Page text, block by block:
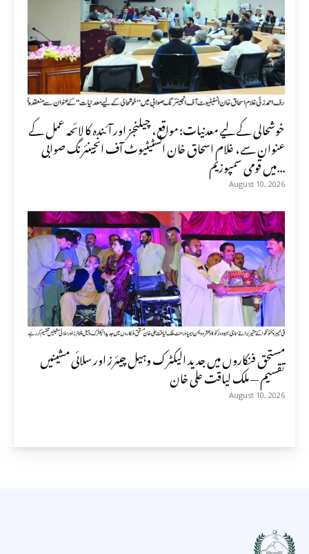
خوشحالی کے لیے معدنیات: مواقع، چیلنجز اور آئندہ کا لائحہ عمل کے
عنوان سے، غلام اسحاق خان انسٹیٹیوٹ آف انجینئرنگ صوابی
میں قومی سمپوزیم...
August 10, 2026
مستحق فنکاروں میں جدید الیکٹرک وہیل چیئرز اور سلائی مشینیں
تقسیم — ملک لیاقت علی خان
August 10, 2026